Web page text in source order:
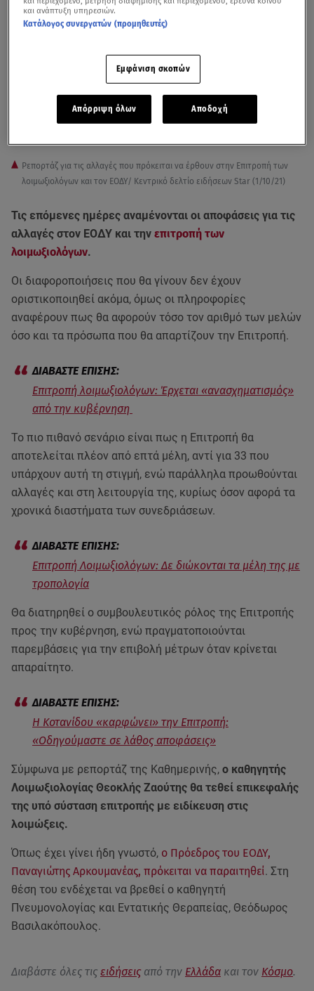
Ρεπορτάζ για τις αλλαγές που πρόκειται να έρθουν στην Eπιτροπή των
λοιμωξιολόγων και τον ΕΟΔΥ/ Κεντρικό δελτίο ειδήσεων Star (1/10/21)
Τις επόμενες ημέρες αναμένονται οι αποφάσεις για τις
αλλαγές στον ΕΟΔΥ και την επιτροπή των
λοιμωξιολόγων.
Οι διαφοροποιήσεις που θα γίνουν δεν έχουν
οριστικοποιηθεί ακόμα, όμως οι πληροφορίες
αναφέρουν πως θα αφορούν τόσο τον αριθμό των μελών
όσο και τα πρόσωπα που θα απαρτίζουν την Επιτροπή.
Επιτροπή λοιμωξιολόγων: Έρχεται «ανασχηματισμός»
από την κυβέρνηση
Το πιο πιθανό σενάριο είναι πως η Επιτροπή θα
αποτελείται πλέον από επτά μέλη, αντί για 33 που
υπάρχουν αυτή τη στιγμή, ενώ παράλληλα προωθούνται
αλλαγές και στη λειτουργία της, κυρίως όσον αφορά τα
χρονικά διαστήματα των συνεδριάσεων.
Επιτροπή Λοιμωξιολόγων: Δε διώκονται τα μέλη της με
τροπολογία
Θα διατηρηθεί ο συμβουλευτικός ρόλος της Επιτροπής
προς την κυβέρνηση, ενώ πραγματοποιούνται
παρεμβάσεις για την επιβολή μέτρων όταν κρίνεται
απαραίτητο.
Η Κοτανίδου «καρφώνει» την Επιτροπή:
«Οδηγούμαστε σε λάθος αποφάσεις»
Σύμφωνα με ρεπορτάζ της Καθημερινής, ο καθηγητής
Λοιμωξιολογίας Θεοκλής Ζαούτης θα τεθεί επικεφαλής
της υπό σύσταση επιτροπής με ειδίκευση στις
λοιμώξεις.
Όπως έχει γίνει ήδη γνωστό, ο Πρόεδρος του ΕΟΔΥ,
Παναγιώτης Αρκουμανέας, πρόκειται να παραιτηθεί. Στη
θέση του ενδέχεται να βρεθεί ο καθηγητή
Πνευμονολογίας και Εντατικής Θεραπείας, Θεόδωρος
Βασιλακόπουλος.
Διαβάστε όλες τις ειδήσεις από την Ελλάδα και τον Κόσμο.
και ανάπτυξη υπηρεσιών.
Κατάλογος συνεργατών (προμηθευτές)
Εμφάνιση σκοπών
Απόρριψη όλων Αποδοχή